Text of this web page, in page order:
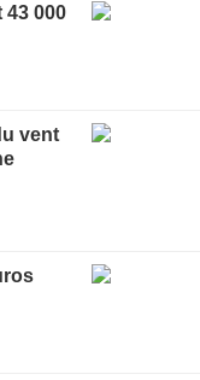
43 000
vent